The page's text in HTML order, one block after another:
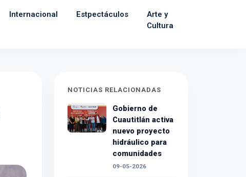
Internacional Estpectáculos
Arte y
Cultura
NOTICIAS RELACIONADAS
Gobierno de
Cuautitlán activa
nuevo proyecto
hidráulico para
comunidades
09-05-2026